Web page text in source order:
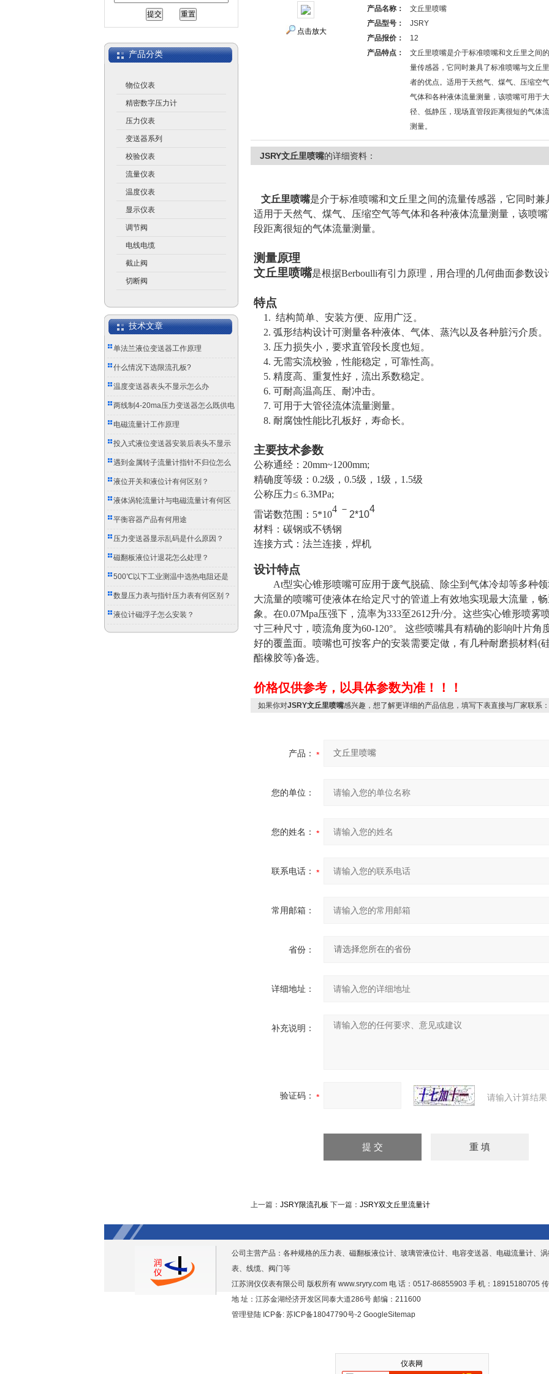
产品分类
物位仪表
精密数字压力计
压力仪表
变送器系列
校验仪表
流量仪表
温度仪表
显示仪表
调节阀
电线电缆
截止阀
切断阀
技术文章
单法兰液位变送器工作原理
什么情况下选限流孔板?
温度变送器表头不显示怎么办
两线制4-20ma压力变送器怎么既供电
又传信号？
电磁流量计工作原理
投入式液位变送器安装后表头不显示
怎么办？
遇到金属转子流量计指针不归位怎么
办？
液位开关和液位计有何区别？
液体涡轮流量计与电磁流量计有何区
别？
平衡容器产品有何用途
压力变送器显示乱码是什么原因？
磁翻板液位计退花怎么处理？
500℃以下工业测温中选热电阻还是
双金属温度计？
数显压力表与指针压力表有何区别？
液位计磁浮子怎么安装？
点击放大
产品名称：
文丘里喷嘴
产品型号：
JSRY
产品报价：
12
产品特点：
文丘里喷嘴是介于标准喷嘴和文丘里之间
量传感器，它同时兼具了标准喷嘴与文丘
者的优点。适用于天然气、煤气、压缩空
气体和各种液体流量测量，该喷嘴可用于
径、低静压，现场直管段距离很短的气体
测量。
JSRY文丘里喷嘴的详细资料：
文丘里喷嘴是介于标准喷嘴和文丘里之间的流量传感器，它同时兼
适用于天然气、煤气、压缩空气等气体和各种液体流量测量，该喷
段距离很短的气体流量测量。
测量原理
文丘里喷嘴是根据Berboulli有引力原理，用合理的几何曲面参数设
特点
1. 结构简单、安装方便、应用广泛。
2. 弧形结构设计可测量各种液体、气体、蒸汽以及各种脏污介质。
3. 压力损失小，要求直管段长度也短。
4. 无需实流校验，性能稳定，可靠性高。
5. 精度高、重复性好，流出系数稳定。
6. 可耐高温高压、耐冲击。
7. 可用于大管径流体流量测量。
8. 耐腐蚀性能比孔板好，寿命长。
主要技术参数
公称通经： 20mm~1200mm;
精确度等级： 0.2级， 0.5级， 1级， 1.5级
公称压力≤ 6.3MPa;
雷诺数范围： 5*10
4 －
2*10
4
材料：碳钢或不锈钢
连接方式：法兰连接，焊机
设计特点
At型实心锥形喷嘴可应用于废气脱硫、除尘到气体冷却等多种
大流量的喷嘴可使液体在给定尺寸的管道上有效地实现最大流量，
象。在0.07Mpa压强下，流率为333至2612升/分。这些实心锥形喷雾
寸三种尺寸，喷流角度为60-120°。 这些喷嘴具有精确的影响叶片角
好的覆盖面。喷嘴也可按客户的安装需要定做，有几种耐磨损材料(
酯橡胶等)备选。
价格仅供参考，以具体参数为准！！！
如果你对JSRY文丘里喷嘴感兴趣，想了解更详细的产品信息，填写下表直接与厂家联系：
产品：
您的单位：
您的姓名：
联系电话：
常用邮箱：
省份：
详细地址：
补充说明：
验证码： 请输入计算结
上一篇： JSRY限流孔板 下一篇： JSRY双文丘里流量计
公司主营产品：各种规格的压力表、磁翻板液位计、玻璃管液位计、电容变送器、电磁流量计、
表、线缆、阀门等
江苏润仪仪表有限公司 版权所有 www.sryry.com 电 话：0517-86855903 手 机：18915180705
地 址：江苏金湖经济开发区同泰大道286号 邮编：211600
管理登陆 ICP备: 苏ICP备18047790号-2 GoogleSitemap
仪表网